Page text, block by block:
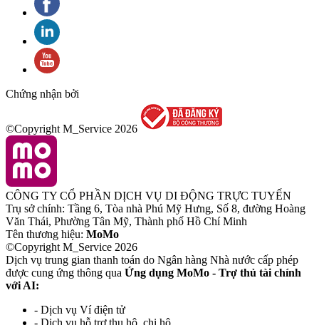
Chứng nhận bởi
©Copyright M_Service 2026
CÔNG TY CỔ PHẦN DỊCH VỤ DI ĐỘNG TRỰC TUYẾN
Trụ sở chính: Tầng 6, Tòa nhà Phú Mỹ Hưng, Số 8, đường Hoàng
Văn Thái, Phường Tân Mỹ, Thành phố Hồ Chí Minh
Tên thương hiệu: MoMo
©Copyright M_Service 2026
Dịch vụ trung gian thanh toán do Ngân hàng Nhà nước cấp phép
được cung ứng thông qua Ứng dụng MoMo - Trợ thủ tài chính
với AI:
- Dịch vụ Ví điện tử